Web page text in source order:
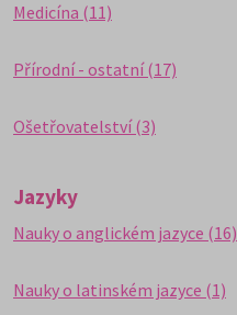
Medicína (11)
Přírodní - ostatní (17)
Ošetřovatelství (3)
Jazyky
Nauky o anglickém jazyce (16)
Nauky o latinském jazyce (1)